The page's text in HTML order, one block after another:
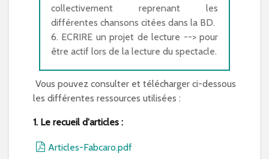
collectivement reprenant les
différentes chansons citées dans la BD.
6. ECRIRE un projet de lecture --> pour
être actif lors de la lecture du spectacle.
Vous pouvez consulter et télécharger ci-dessous
les différentes ressources utilisées :
1. Le recueil d'articles :
Articles-Fabcaro.pdf